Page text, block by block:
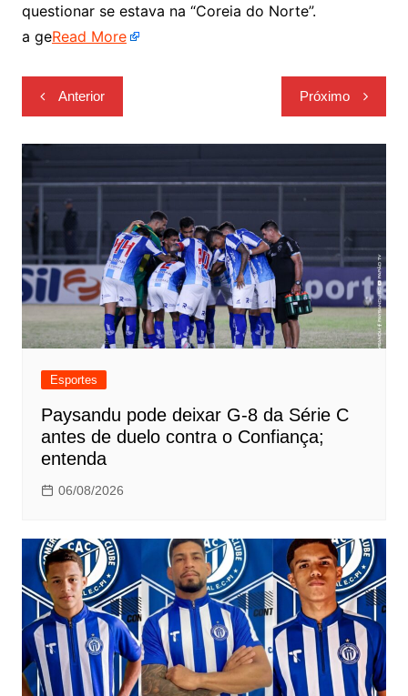
questionar se estava na “Coreia do Norte”.
a geRead More
Navegação
de
Post
Anterior Próximo
Esportes
Paysandu pode deixar G-8 da Série C
antes de duelo contra o Confiança;
entenda
06/08/2026